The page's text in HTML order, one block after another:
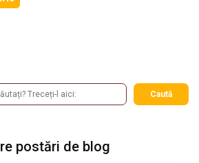
Caută
postări de blog